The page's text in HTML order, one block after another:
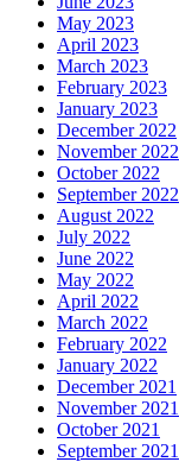
May 2023
April 2023
March 2023
February 2023
January 2023
December 2022
November 2022
October 2022
September 2022
August 2022
July 2022
June 2022
May 2022
April 2022
March 2022
February 2022
January 2022
December 2021
November 2021
October 2021
September 2021